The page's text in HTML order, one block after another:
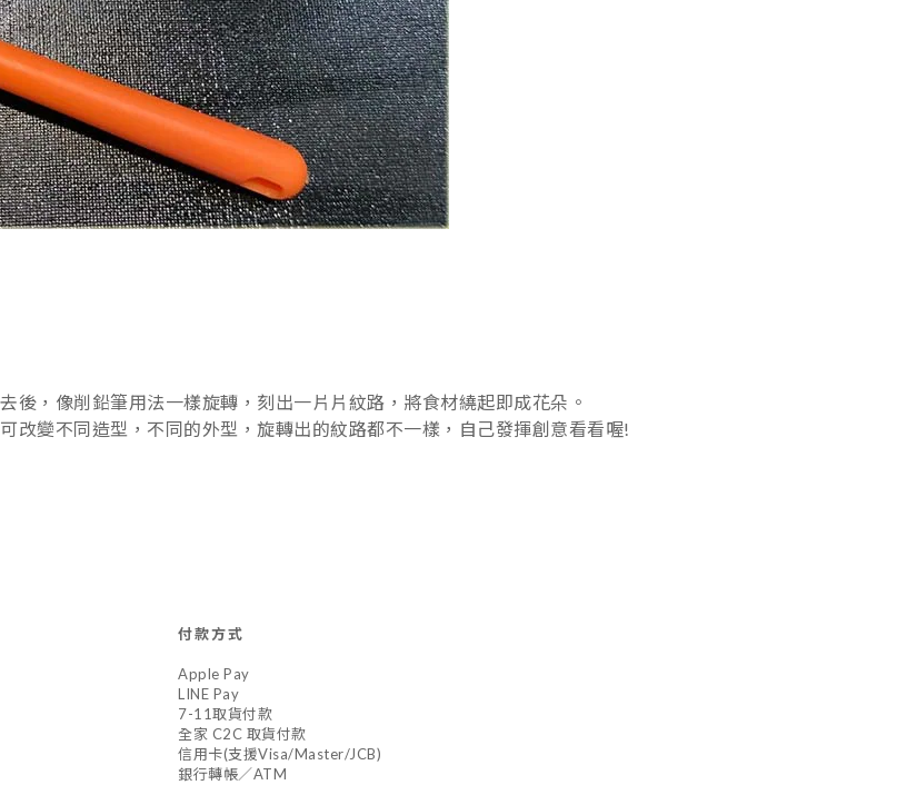
後，像削鉛筆用法一樣旋轉，刻出一片片紋路，將食材繞起即成花朵。
改變不同造型，不同的外型，旋轉出的紋路都不一樣，自己發揮創意看看喔!
付款方式
Apple Pay
LINE Pay
7-11取貨付款
全家 C2C 取貨付款
信用卡(支援Visa/Master/JCB)
銀行轉帳／ATM